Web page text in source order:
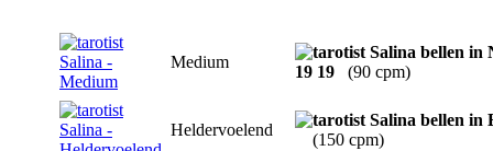
Medium
19 19 (90 cpm)
Heldervoelend
(150 cpm)